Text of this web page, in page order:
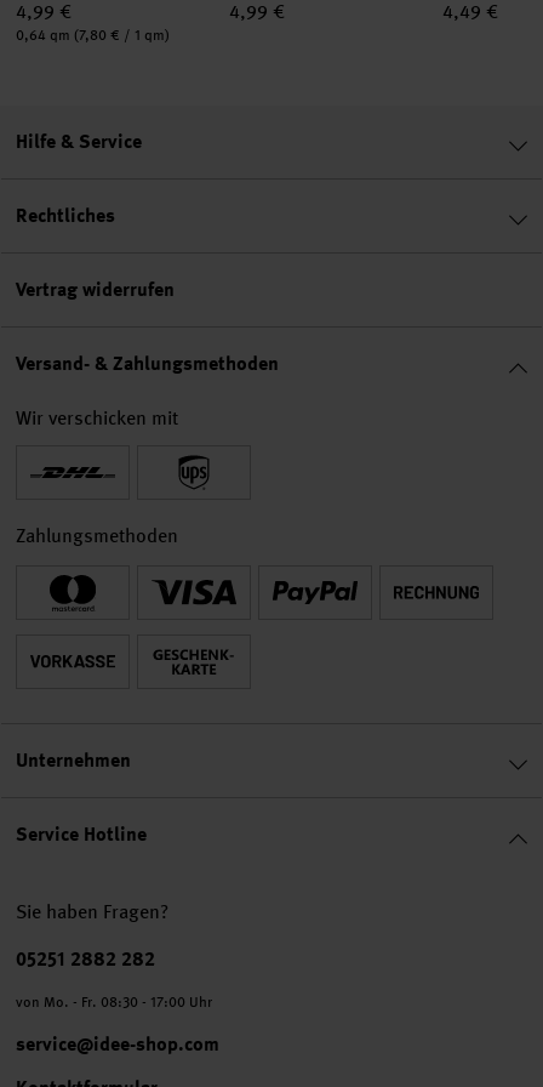
4,99 €
Inhalt:
0,64 qm (7,80 € / 1 qm)
4,99 € 4,49 €
Service Hotline
Sie haben Fragen?
Telefonnummer
05251 2882 282
von Mo. - Fr. 08:30 - 17:00 Uhr
service@idee-shop.com
Hilfe & Service
Rechtliches
Vertrag widerrufen
Versand- & Zahlungsmethoden
Wir verschicken mit
Zahlungsmethoden
Unternehmen